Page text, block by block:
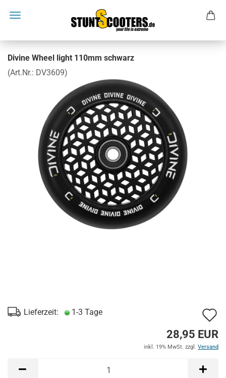
Divine Wheel light 110mm schwarz
(Art.Nr.: DV3609)
Lieferzeit: 1-3 Tage
28,95 EUR
inkl. 19% MwSt. zzgl. Versand